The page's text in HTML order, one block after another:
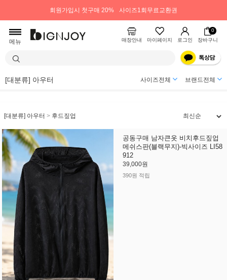
회원가입시 첫구매 20% 사이즈1회무료교환권
메뉴 매장안내 마이페이지 로그인
0
장바구니
[대분류] 아우터 사이즈전체 브랜드전체
[대분류] 아우터 > 후드짚업
공동구매 남자큰옷 비치후드짚업
메쉬스판(블랙무지)-빅사이즈 LI58
912
39,000원
390원 적립